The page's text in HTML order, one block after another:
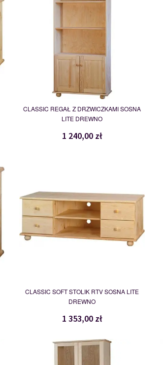
CLASSIC REGAŁ Z DRZWICZKAMI SOSNA
LITE DREWNO
1 240,00 zł
CLASSIC SOFT STOLIK RTV SOSNA LITE
DREWNO
1 353,00 zł
WITRYNA
109788